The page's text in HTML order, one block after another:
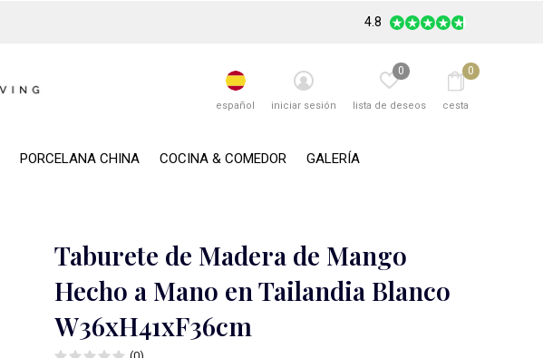
PORCELANA CHINA COCINA & COMEDOR GALERÍA
español iniciar sesión lista de deseos
0
cesta
0
4.8
Taburete de Madera de Mango
Hecho a Mano en Tailandia Blanco
W36xH41xF36cm